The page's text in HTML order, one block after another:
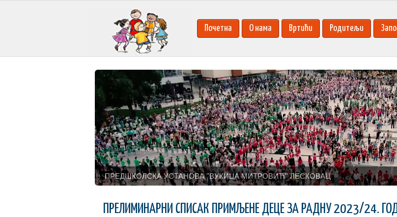
Почетна О нама Вртићи Родитељи
ПРЕДШКОЛСКА УСТАНОВА ''ВУКИЦА МИТРОВИЋ'' ЛЕСКОВАЦ
ПРЕЛИМИНАРНИ СПИСАК ПРИМЉЕНЕ ДЕЦЕ ЗА РАДНУ 2023/24.